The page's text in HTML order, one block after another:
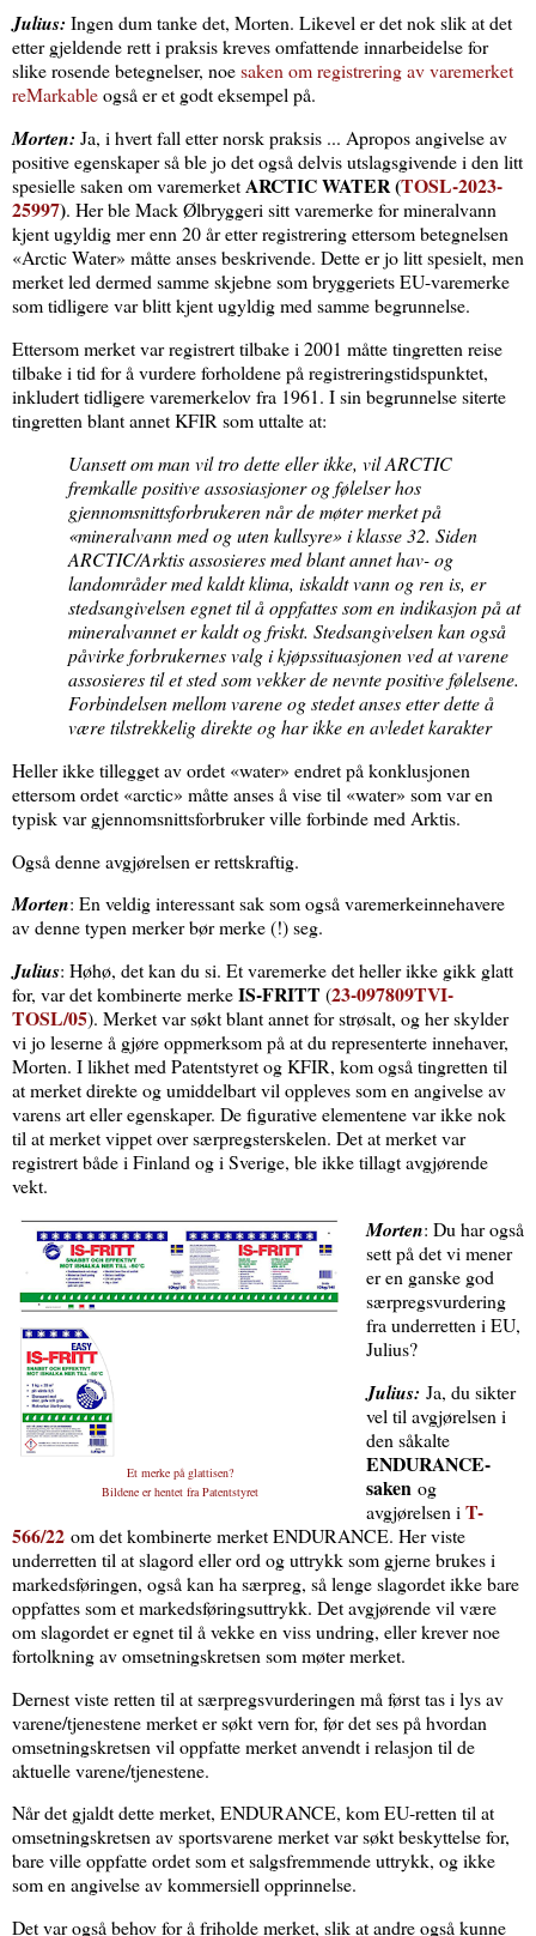
Julius: Ingen dum tanke det, Morten. Likevel er det nok slik at det
etter gjeldende rett i praksis kreves omfattende innarbeidelse for
slike rosende betegnelser, noesaken om registrering av varemerket
reMarkableogså er et godt eksempel på.
Morten: Ja, i hvert fall etter norsk praksis ... Apropos angivelse av
positive egenskaper så ble jo det også delvis utslagsgivende i den litt
spesielle saken om varemerketARCTIC WATER (TOSL-2023-
25997). Her ble Mack Ølbryggeri sitt varemerke for mineralvann
kjent ugyldig mer enn 20 år etter registrering ettersom betegnelsen
«Arctic Water» måtte anses beskrivende. Dette er jo litt spesielt, men
merket led dermed samme skjebne som bryggeriets EU-varemerke
som tidligere var blitt kjent ugyldig med samme begrunnelse.
Ettersom merket var registrert tilbake i 2001 måtte tingretten reise
tilbake i tid for å vurdere forholdene på registreringstidspunktet,
inkludert tidligere varemerkelov fra 1961. I sin begrunnelse siterte
tingretten blant annet KFIR som uttalte at:
Uansett om man vil tro dette eller ikke, vil ARCTIC
fremkalle positive assosiasjoner og følelser hos
gjennomsnittsforbrukeren når de møter merket på
«mineralvann med og uten kullsyre» i klasse 32. Siden
ARCTIC/Arktis assosieres med blant annet hav- og
landområder med kaldt klima, iskaldt vann og ren is, er
stedsangivelsen egnet til å oppfattes som en indikasjon på at
mineralvannet er kaldt og friskt. Stedsangivelsen kan også
påvirke forbrukernes valg i kjøpssituasjonen ved at varene
assosieres til et sted som vekker de nevnte positive følelsene.
Forbindelsen mellom varene og stedet anses etter dette å
være tilstrekkelig direkte og har ikke en avledet karakter
Heller ikke tillegget av ordet «water» endret på konklusjonen
ettersom ordet «arctic» måtte anses å vise til «water» som var en
typisk var gjennomsnittsforbruker ville forbinde med Arktis.
Også denne avgjørelsen er rettskraftig.
Morten: En veldig interessant sak som også varemerkeinnehavere
av denne typen merker bør merke (!) seg.
Julius: Høhø, det kan du si. Et varemerke det heller ikke gikk glatt
for, var det kombinerte merkeIS-FRITT (23-097809TVI-
TOSL/05). Merket var søkt blant annet for strøsalt, og her skylder
vi jo leserne å gjøre oppmerksom på at du representerte innehaver,
Morten. I likhet med Patentstyret og KFIR, kom også tingretten til
at merket direkte og umiddelbart vil oppleves som en angivelse av
varens art eller egenskaper. De figurative elementene var ikke nok
til at merket vippet over særpregsterskelen. Det at merket var
registrert både i Finland og i Sverige, ble ikke tillagt avgjørende
vekt.
Et merke på glattisen?
Bildene er hentet fraPatentstyret
Morten: Du har også
sett på det vi mener
er en ganske god
særpregsvurdering
fra underretten i EU,
Julius?
Julius: Ja, du sikter
vel til avgjørelsen i
den såkalte
ENDURANCE-
saken og
avgjørelsen i T-
566/22 om det kombinerte merket ENDURANCE. Her viste
underretten til at slagord eller ord og uttrykk som gjerne brukes i
markedsføringen, også kan ha særpreg, så lenge slagordet ikke bare
oppfattes som et markedsføringsuttrykk. Det avgjørende vil være
om slagordet er egnet til å vekke en viss undring, eller krever noe
fortolkning av omsetningskretsen som møter merket.
Dernest viste retten til at særpregsvurderingen må først tas i lys av
varene/tjenestene merket er søkt vern for, før det ses på hvordan
omsetningskretsen vil oppfatte merket anvendt i relasjon til de
aktuelle varene/tjenestene.
Når det gjaldt dette merket, ENDURANCE, kom EU-retten til at
omsetningskretsen av sportsvarene merket var søkt beskyttelse for,
bare ville oppfatte ordet som et salgsfremmende uttrykk, og ikke
som en angivelse av kommersiell opprinnelse.
Det var også behov for å friholde merket, slik at andre også kunne